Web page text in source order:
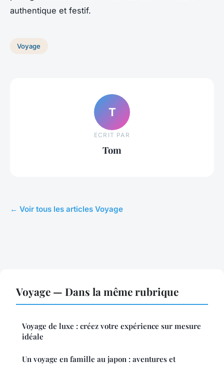
authentique et festif.
Voyage
T
ECRIT PAR
Tom
← Voir tous les articles Voyage
Voyage — Dans la même rubrique
Voyage de luxe : créez votre expérience sur mesure
idéale
Un voyage en famille au japon : aventures et